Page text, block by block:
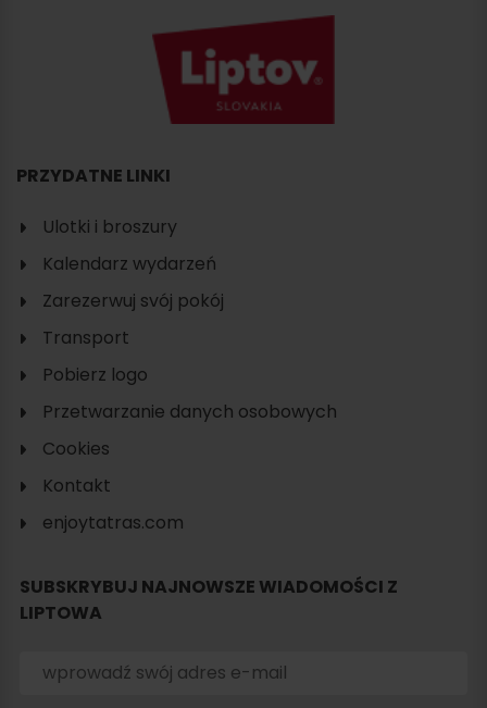
Szukaj
noclegu
PRZYDATNE LINKI
Ulotki i broszury
Kalendarz wydarzeń
Zarezerwuj svój pokój
Transport
Pobierz logo
Przetwarzanie danych osobowych
Cookies
Kontakt
enjoytatras.com
SUBSKRYBUJ NAJNOWSZE WIADOMOŚCI Z
LIPTOWA